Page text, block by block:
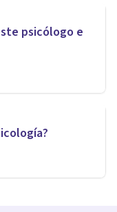
psicólogo e